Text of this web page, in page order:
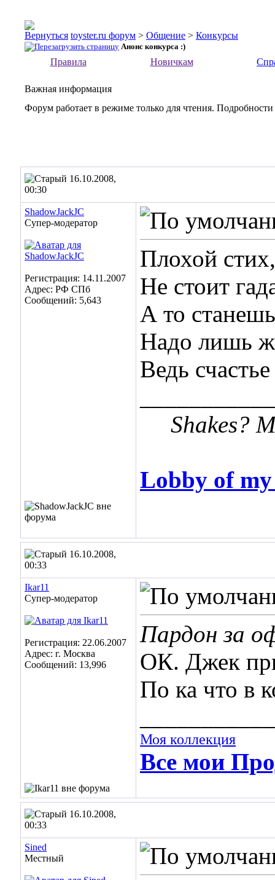
toyster.ru форум > Общение > Конкурсы
Анонс конкурса :)
Правила Новичкам
Важная информация
Форум работает в режиме только для чтения.
16.10.2008,
00:30
ShadowJackJC
Супер-модератор
Регистрация: 14.11.2007
Адрес: РФ СПб
Сообщений: 5,643
Плохой
Не стоит
А то
Надо лишь
Ведь
Shakes?
Lobby of my
16.10.2008,
00:33
Ikar11
Супер-модератор
Регистрация: 22.06.2007
Адрес: г. Москва
Сообщений: 13,996
Пардон за
ОК. Джек
По ка что в
Моя коллекция
Все мои
16.10.2008,
00:33
Sined
Местный